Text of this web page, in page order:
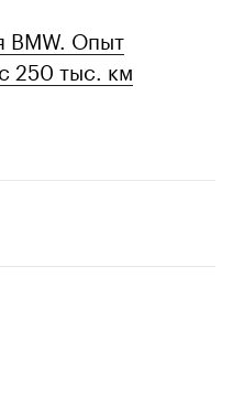
BMW. Опыт
250 тыс. км